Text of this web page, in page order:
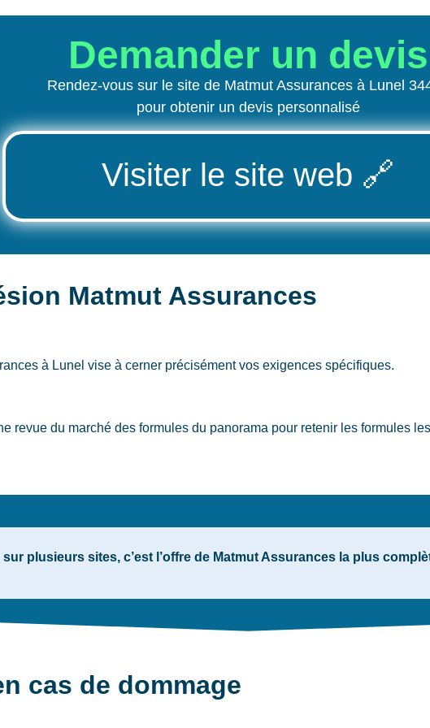
Demander un devis
Rendez-vous sur le site de Matmut Assurances à Lunel
pour obtenir un devis personnalisé
Visiter le site web 🔗
Matmut Assurances
à Lunel vise à cerner précisément vos exigences spécifiques.
revue du marché des formules du panorama pour retenir les formules
plusieurs sites, c’est l’offre de Matmut Assurances la plus complète
cas de dommage